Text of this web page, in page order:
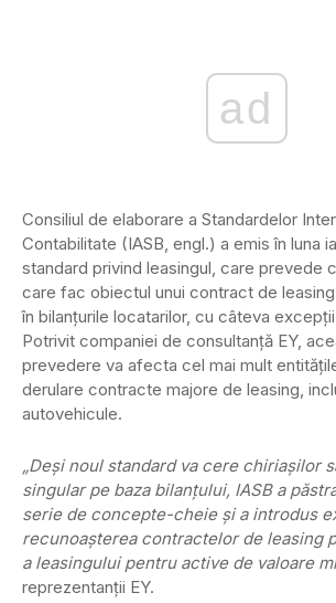
ad
Consiliul de elaborare a Standardelor
Contabilitate (IASB, engl.) a emis în luna
standard privind leasingul, care prevede
care fac obiectul unui contract de
în bilanţurile locatarilor, cu câteva
Potrivit companiei de consultanţă EY,
prevedere va afecta cel mai mult
derulare contracte majore de leasing,
autovehicule.
„Deşi noul standard va cere chiriaşilor
singular pe baza bilanţului, IASB a
serie de concepte-cheie şi a introdus
recunoaşterea contractelor de leasing
a leasingului pentru active de valoare
reprezentanţii EY.